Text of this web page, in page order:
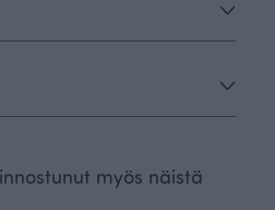
myös näistä